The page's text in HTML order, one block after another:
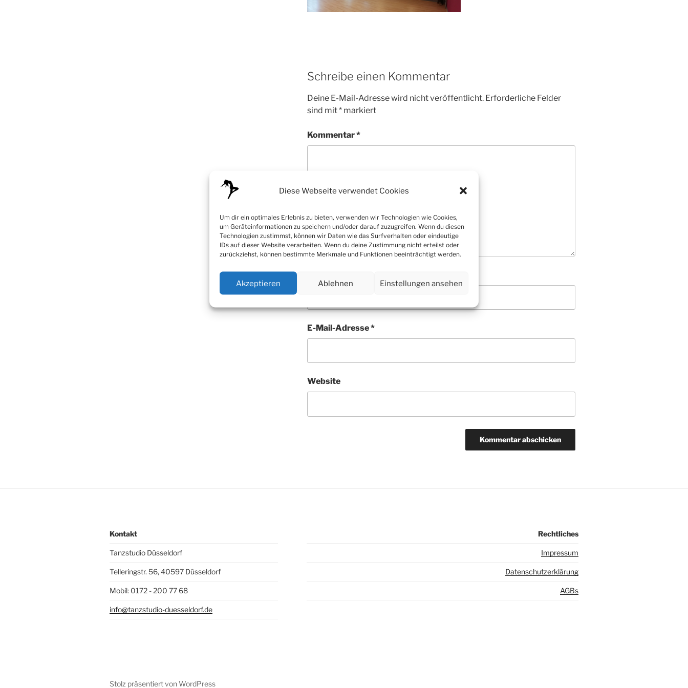
Diese Webseite verwendet Cookies
Um dir ein optimales Erlebnis zu bieten, verwenden wir Technologien wie Cookies,
um Geräteinformationen zu speichern und/oder darauf zuzugreifen. Wenn du diesen
Technologien zustimmst, können wir Daten wie das Surfverhalten oder eindeutige
IDs auf dieser Website verarbeiten. Wenn du deine Zustimmung nicht erteilst oder
zurückziehst, können bestimmte Merkmale und Funktionen beeinträchtigt werden.
Akzeptieren Ablehnen Einstellungen ansehen
Schreibe einen Kommentar
Deine E-Mail-Adresse wird nicht veröffentlicht. Erforderliche Felder
sind mit*markiert
Kommentar*
E-Mail-Adresse*
Website
Kontakt
Tanzstudio Düsseldorf
Telleringstr. 56, 40597 Düsseldorf
Mobil: 0172 - 200 77 68
info@tanzstudio-duesseldorf.de
Rechtliches
Impressum
Datenschutzerklärung
AGBs
Stolz präsentiert von WordPress